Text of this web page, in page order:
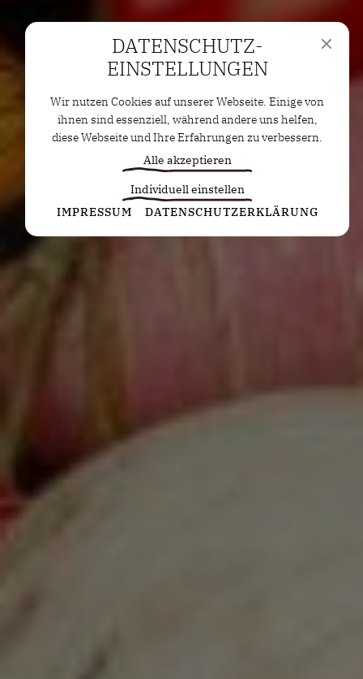
DATENSCHUTZ­
EINSTELLUNGEN
Wir nutzen Cookies auf unserer Webseite. Einige von
ihnen sind essenziell, während andere uns helfen,
diese Webseite und Ihre Erfahrungen zu verbessern.
Alle akzeptieren
Individuell einstellen
Statistiken
Diese Cookies erfassen anonyme Statistiken. Diese
Werbung anzuzeigen. Sie tun dies, indem sie
Besucher über Websites hinweg verfolgen.
Google Tag Manager
IMPRESSUM DATENSCHUTZERKLÄRUNG